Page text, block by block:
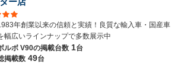
年創業以来の信頼と実績！良質な輸入車・国産車
幅広いラインナップで多数展示中
ルボ V90の掲載台数 1台
掲載数 49台